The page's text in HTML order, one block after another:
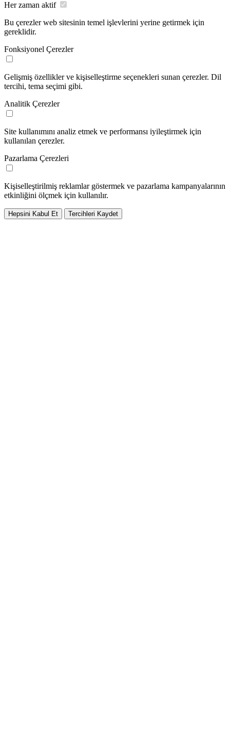
Her zaman aktif
Bu çerezler web sitesinin temel işlevlerini yerine getirmek için
gereklidir.
Fonksiyonel Çerezler
Gelişmiş özellikler ve kişiselleştirme seçenekleri sunan çerezler. Dil
tercihi, tema seçimi gibi.
Analitik Çerezler
Site kullanımını analiz etmek ve performansı iyileştirmek için
kullanılan çerezler.
Pazarlama Çerezleri
Kişiselleştirilmiş reklamlar göstermek ve pazarlama kampanyalarının
etkinliğini ölçmek için kullanılır.
Hepsini Kabul Et Tercihleri Kaydet